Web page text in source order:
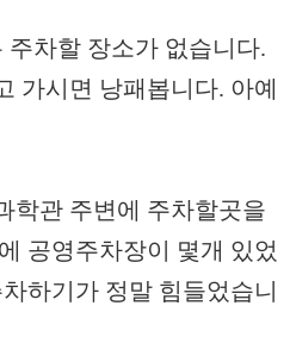
주차할 장소가 없습니다.
가시면 낭패봅니다. 아예
학관 주변에 주차할곳을
공영주차장이 몇개 있었
하기가 정말 힘들었습니